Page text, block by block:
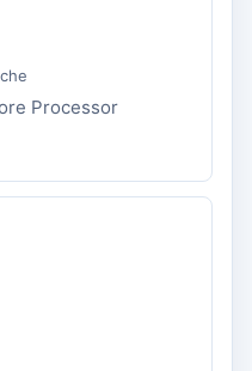
Processor